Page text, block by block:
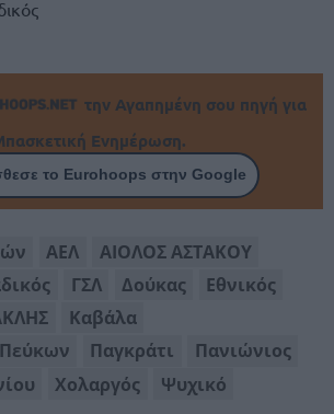
την Αγαπημένη σου πηγή για
Ενημέρωση.
το Eurohoops στην Google
ΑΕΛ
ΑΙΟΛΟΣ ΑΣΤΑΚΟΥ
ΓΣΛ Δούκας
Εθνικός
Καβάλα
Παγκράτι
Πανιώνιος
Χολαργός Ψυχικό